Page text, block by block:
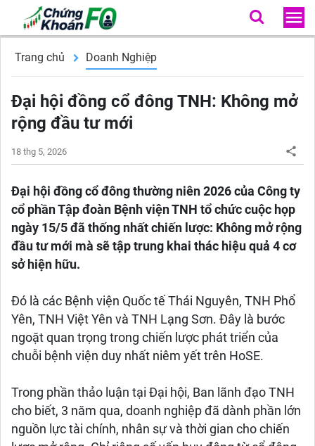
Trang chủ Doanh Nghiệp
Đại hội đồng cổ đông TNH: Không mở
rộng đầu tư mới
18 thg 5, 2026
Đại hội đồng cổ đông thường niên 2026 của Công ty
cổ phần Tập đoàn Bệnh viện TNH tổ chức cuộc họp
ngày 15/5 đã thống nhất chiến lược: Không mở rộng
đầu tư mới mà sẽ tập trung khai thác hiệu quả 4 cơ
sở hiện hữu.
Đó là các Bệnh viện Quốc tế Thái Nguyên, TNH Phổ
Yên, TNH Việt Yên và TNH Lạng Sơn. Đây là bước
ngoặt quan trọng trong chiến lược phát triển của
chuỗi bệnh viện duy nhất niêm yết trên HoSE.
Trong phần thảo luận tại Đại hội, Ban lãnh đạo TNH
cho biết, 3 năm qua, doanh nghiệp đã dành phần lớn
nguồn lực tài chính, nhân sự và thời gian cho chiến